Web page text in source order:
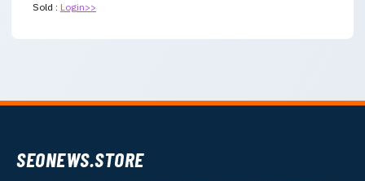
Sold : Login>>
SEONEWS.STORE